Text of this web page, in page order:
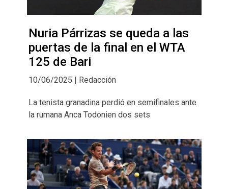
Nuria Párrizas se queda a las
puertas de la final en el WTA
125 de Bari
10/06/2025 | Redacción
La tenista granadina perdió en semifinales ante
la rumana Anca Todonien dos sets